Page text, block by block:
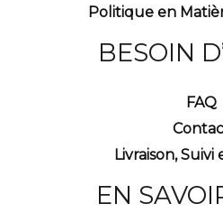
Politique en
BESOIN
FAQ
Livraison,
EN